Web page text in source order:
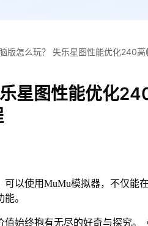
版怎么玩？ 失乐星图性能优化240
星图性能优化
以使用MuMu模拟器，不仅能
。
始终抱有无尽的好奇与探究。